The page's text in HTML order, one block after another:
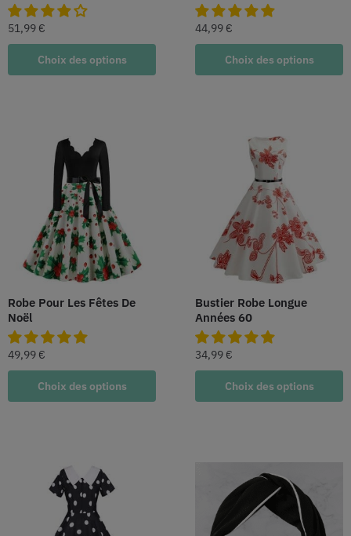
51,99 €
Choix des options
44,99 €
Choix des options
Robe Pour Les Fêtes De
Noël
49,99 €
Choix des options
Bustier Robe Longue
Années 60
34,99 €
Choix des options